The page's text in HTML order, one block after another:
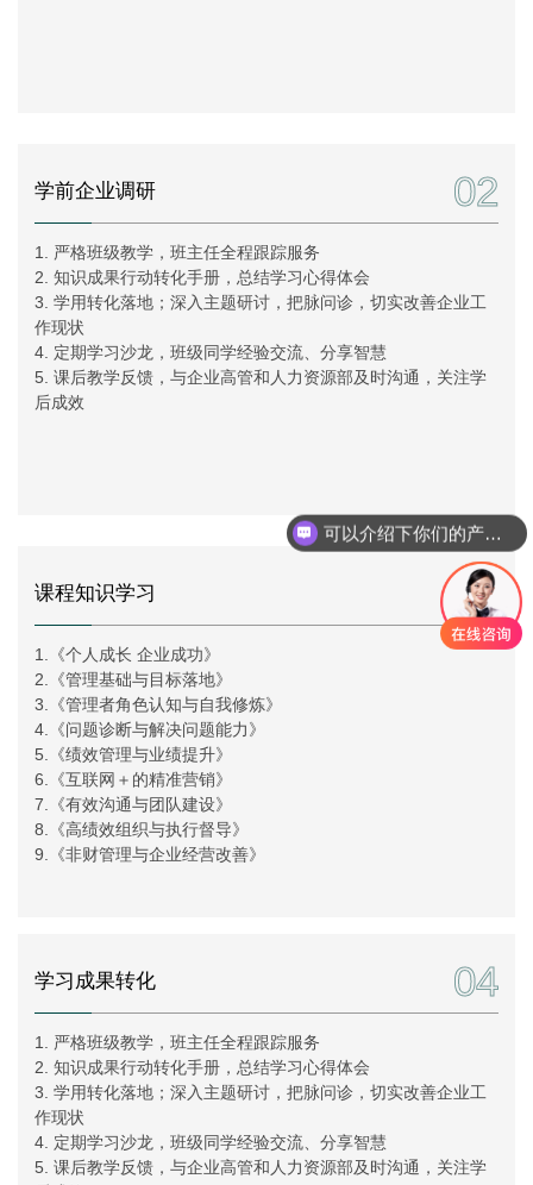
学前企业调研 02
1. 严格班级教学，班主任全程跟踪服务
2. 知识成果行动转化手册，总结学习心得体会
3. 学用转化落地；深入主题研讨，把脉问诊，切实改善企业工
作现状
4. 定期学习沙龙，班级同学经验交流、分享智慧
5. 课后教学反馈，与企业高管和人力资源部及时沟通，关注学
后成效
课程知识学习 03
1.《个人成长 企业成功》
2.《管理基础与目标落地》
3.《管理者角色认知与自我修炼》
4.《问题诊断与解决问题能力》
5.《绩效管理与业绩提升》
6.《互联网＋的精准营销》
7.《有效沟通与团队建设》
8.《高绩效组织与执行督导》
9.《非财管理与企业经营改善》
学习成果转化 04
1. 严格班级教学，班主任全程跟踪服务
2. 知识成果行动转化手册，总结学习心得体会
3. 学用转化落地；深入主题研讨，把脉问诊，切实改善企业工
作现状
4. 定期学习沙龙，班级同学经验交流、分享智慧
5. 课后教学反馈，与企业高管和人力资源部及时沟通，关注学
你们是怎么收费的呢